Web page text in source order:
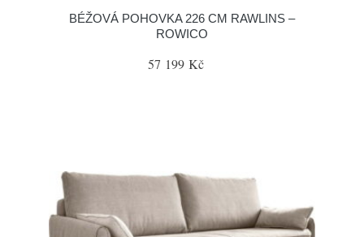
BÉŽOVÁ POHOVKA 226 CM RAWLINS –
ROWICO
57 199 Kč